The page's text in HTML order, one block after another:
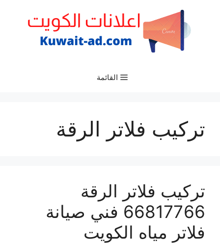
القائمة
تركيب فلاتر الرقة
تركيب فلاتر الرقة
66817766 فني صيانة
فلاتر مياه الكويت